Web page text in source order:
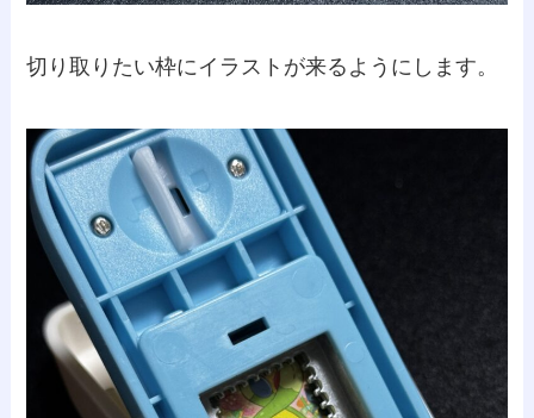
切り取りたい枠にイラストが来るようにします。